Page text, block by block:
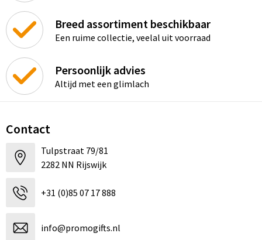
Breed assortiment beschikbaar
Een ruime collectie, veelal uit voorraad
Persoonlijk advies
Altijd met een glimlach
Contact
Tulpstraat 79/81
2282 NN Rijswijk
+31 (0)85 07 17 888
info@promogifts.nl